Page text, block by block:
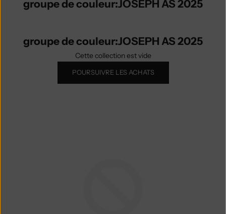
groupe de couleur:JOSEPH AS 2025
groupe de couleur:JOSEPH AS 2025
Cette collection est vide
POURSUIVRE LES ACHATS